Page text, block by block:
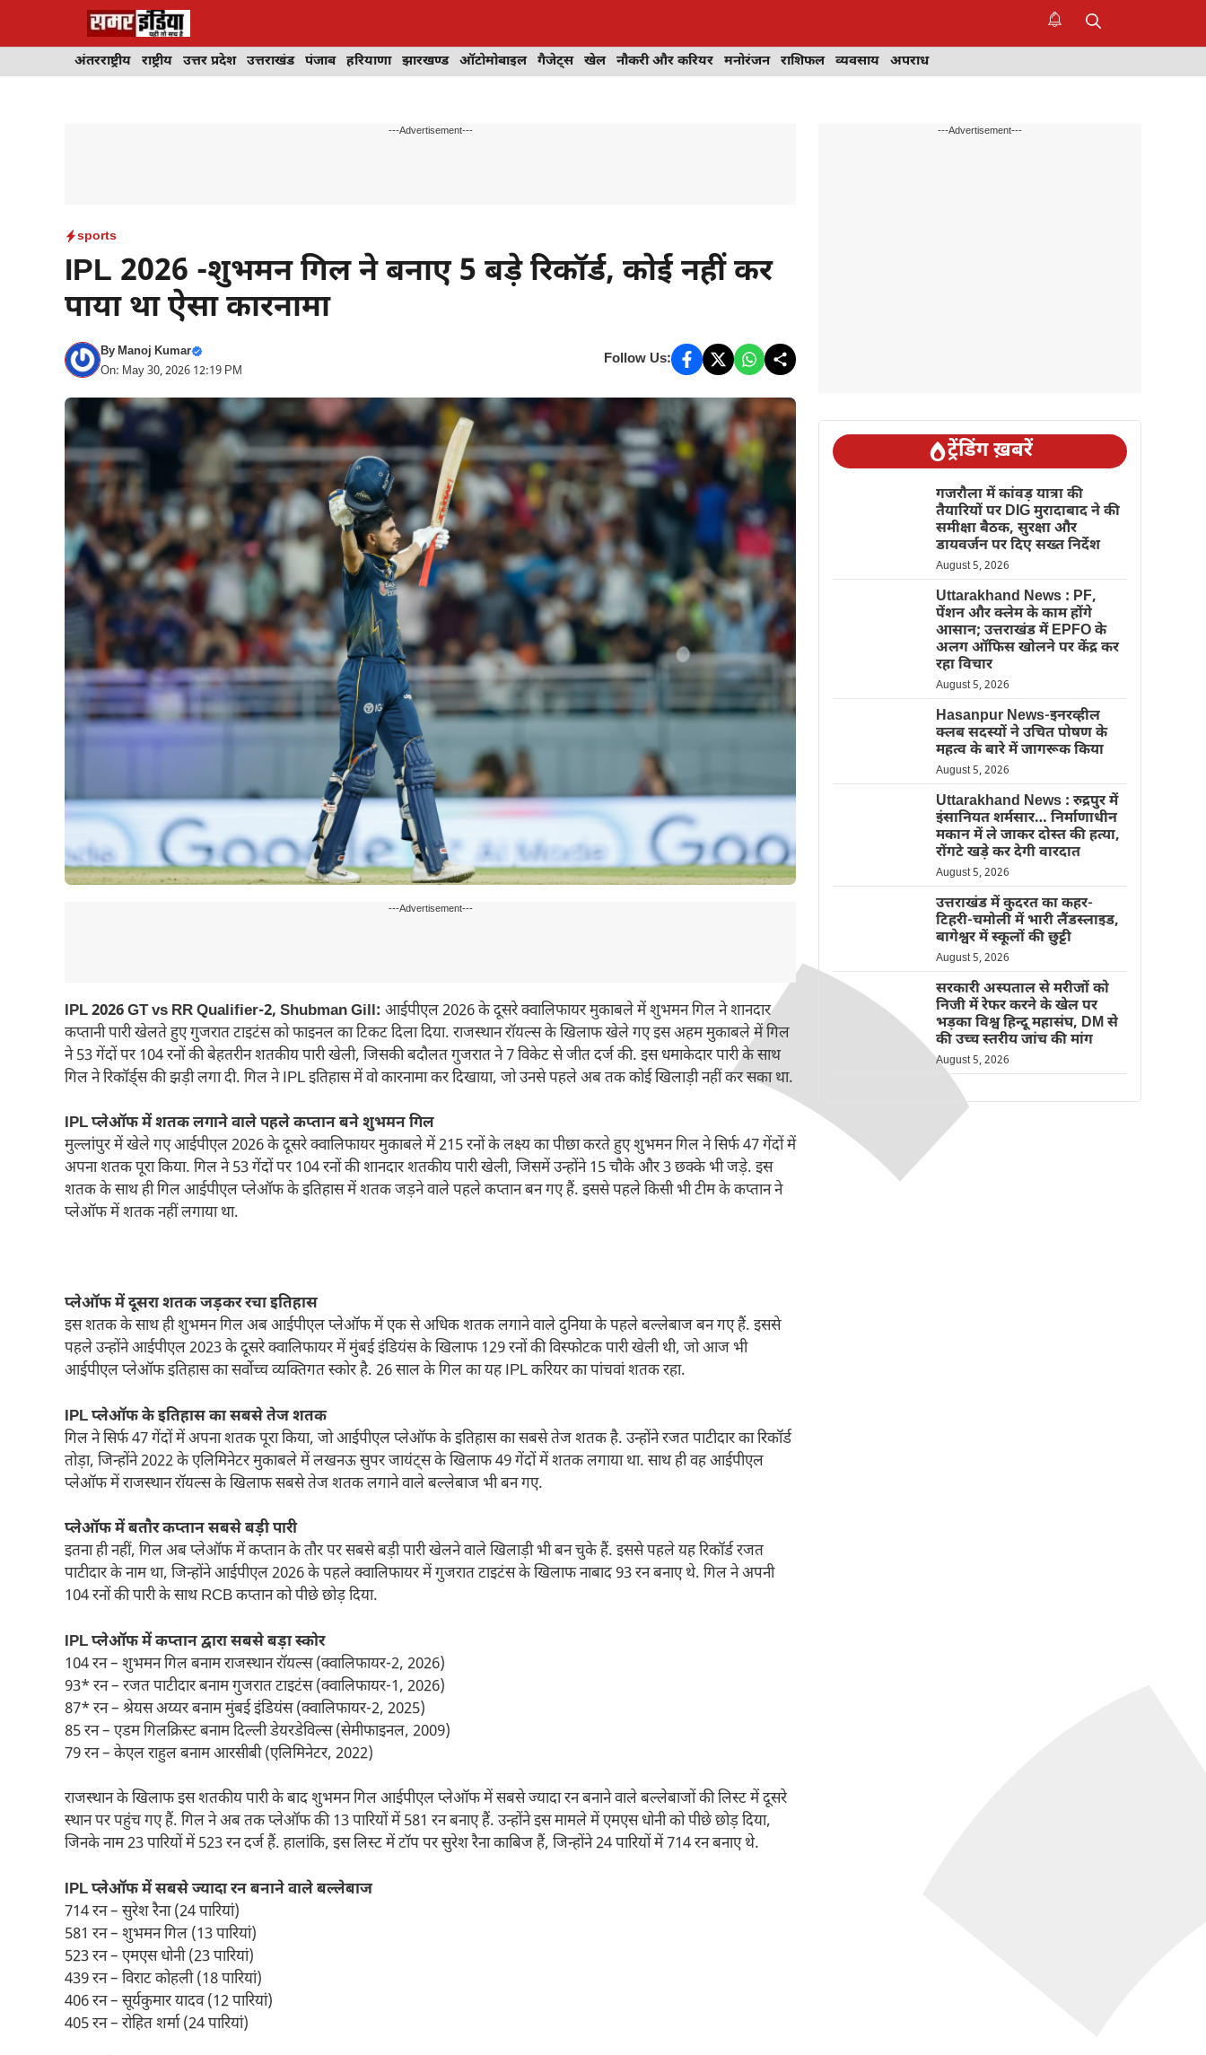
अंतरराष्ट्रीय राष्ट्रीय उत्तर प्रदेश उत्तराखंड पंजाब हरियाणा झारखण्ड ऑटोमोबाइल गैजेट्स खेल नौकरी और करियर मनोरंजन राशिफल व्यवसाय अपराध
---Advertisement---
sports
IPL 2026 -शुभमन गिल ने बनाए 5 बड़े रिकॉर्ड, कोई नहीं कर
पाया था ऐसा कारनामा
ByManoj Kumar
On: May 30, 2026 12:19 PM
Follow Us:
---Advertisement---
IPL 2026 GT vs RR Qualifier-2, Shubman Gill: आईपीएल 2026 के दूसरे क्वालिफायर मुकाबले में शुभमन गिल ने शानदार
कप्तानी पारी खेलते हुए गुजरात टाइटंस को फाइनल का टिकट दिला दिया. राजस्थान रॉयल्स के खिलाफ खेले गए इस अहम मुकाबले में गिल
ने 53 गेंदों पर 104 रनों की बेहतरीन शतकीय पारी खेली, जिसकी बदौलत गुजरात ने 7 विकेट से जीत दर्ज की. इस धमाकेदार पारी के साथ
गिल ने रिकॉर्ड्स की झड़ी लगा दी. गिल ने IPL इतिहास में वो कारनामा कर दिखाया, जो उनसे पहले अब तक कोई खिलाड़ी नहीं कर सका था.
IPL प्लेऑफ में शतक लगाने वाले पहले कप्तान बने शुभमन गिल
मुल्लांपुर में खेले गए आईपीएल 2026 के दूसरे क्वालिफायर मुकाबले में 215 रनों के लक्ष्य का पीछा करते हुए शुभमन गिल ने सिर्फ 47 गेंदों में
अपना शतक पूरा किया. गिल ने 53 गेंदों पर 104 रनों की शानदार शतकीय पारी खेली, जिसमें उन्होंने 15 चौके और 3 छक्के भी जड़े. इस
शतक के साथ ही गिल आईपीएल प्लेऑफ के इतिहास में शतक जड़ने वाले पहले कप्तान बन गए हैं. इससे पहले किसी भी टीम के कप्तान ने
प्लेऑफ में शतक नहीं लगाया था.
प्लेऑफ में दूसरा शतक जड़कर रचा इतिहास
इस शतक के साथ ही शुभमन गिल अब आईपीएल प्लेऑफ में एक से अधिक शतक लगाने वाले दुनिया के पहले बल्लेबाज बन गए हैं. इससे
पहले उन्होंने आईपीएल 2023 के दूसरे क्वालिफायर में मुंबई इंडियंस के खिलाफ 129 रनों की विस्फोटक पारी खेली थी, जो आज भी
आईपीएल प्लेऑफ इतिहास का सर्वोच्च व्यक्तिगत स्कोर है. 26 साल के गिल का यह IPL करियर का पांचवां शतक रहा.
IPL प्लेऑफ के इतिहास का सबसे तेज शतक
गिल ने सिर्फ 47 गेंदों में अपना शतक पूरा किया, जो आईपीएल प्लेऑफ के इतिहास का सबसे तेज शतक है. उन्होंने रजत पाटीदार का रिकॉर्ड
तोड़ा, जिन्होंने 2022 के एलिमिनेटर मुकाबले में लखनऊ सुपर जायंट्स के खिलाफ 49 गेंदों में शतक लगाया था. साथ ही वह आईपीएल
प्लेऑफ में राजस्थान रॉयल्स के खिलाफ सबसे तेज शतक लगाने वाले बल्लेबाज भी बन गए.
प्लेऑफ में बतौर कप्तान सबसे बड़ी पारी
इतना ही नहीं, गिल अब प्लेऑफ में कप्तान के तौर पर सबसे बड़ी पारी खेलने वाले खिलाड़ी भी बन चुके हैं. इससे पहले यह रिकॉर्ड रजत
पाटीदार के नाम था, जिन्होंने आईपीएल 2026 के पहले क्वालिफायर में गुजरात टाइटंस के खिलाफ नाबाद 93 रन बनाए थे. गिल ने अपनी
104 रनों की पारी के साथ RCB कप्तान को पीछे छोड़ दिया.
IPL प्लेऑफ में कप्तान द्वारा सबसे बड़ा स्कोर
104 रन – शुभमन गिल बनाम राजस्थान रॉयल्स (क्वालिफायर-2, 2026)
93* रन – रजत पाटीदार बनाम गुजरात टाइटंस (क्वालिफायर-1, 2026)
87* रन – श्रेयस अय्यर बनाम मुंबई इंडियंस (क्वालिफायर-2, 2025)
85 रन – एडम गिलक्रिस्ट बनाम दिल्ली डेयरडेविल्स (सेमीफाइनल, 2009)
79 रन – केएल राहुल बनाम आरसीबी (एलिमिनेटर, 2022)
राजस्थान के खिलाफ इस शतकीय पारी के बाद शुभमन गिल आईपीएल प्लेऑफ में सबसे ज्यादा रन बनाने वाले बल्लेबाजों की लिस्ट में दूसरे
स्थान पर पहुंच गए हैं. गिल ने अब तक प्लेऑफ की 13 पारियों में 581 रन बनाए हैं. उन्होंने इस मामले में एमएस धोनी को पीछे छोड़ दिया,
जिनके नाम 23 पारियों में 523 रन दर्ज हैं. हालांकि, इस लिस्ट में टॉप पर सुरेश रैना काबिज हैं, जिन्होंने 24 पारियों में 714 रन बनाए थे.
IPL प्लेऑफ में सबसे ज्यादा रन बनाने वाले बल्लेबाज
714 रन – सुरेश रैना (24 पारियां)
581 रन – शुभमन गिल (13 पारियां)
523 रन – एमएस धोनी (23 पारियां)
439 रन – विराट कोहली (18 पारियां)
406 रन – सूर्यकुमार यादव (12 पारियां)
405 रन – रोहित शर्मा (24 पारियां)
---Advertisement---
ट्रेंडिंग ख़बरें
गजरौला में कांवड़ यात्रा की
तैयारियों पर DIG मुरादाबाद ने की
समीक्षा बैठक, सुरक्षा और
डायवर्जन पर दिए सख्त निर्देश
August 5, 2026
Uttarakhand News : PF,
पेंशन और क्लेम के काम होंगे
आसान; उत्तराखंड में EPFO के
अलग ऑफिस खोलने पर केंद्र कर
रहा विचार
August 5, 2026
Hasanpur News-इनरव्हील
क्लब सदस्यों ने उचित पोषण के
महत्व के बारे में जागरूक किया
August 5, 2026
Uttarakhand News : रुद्रपुर में
इंसानियत शर्मसार… निर्माणाधीन
मकान में ले जाकर दोस्त की हत्या,
रोंगटे खड़े कर देगी वारदात
August 5, 2026
उत्तराखंड में कुदरत का कहर-
टिहरी-चमोली में भारी लैंडस्लाइड,
बागेश्वर में स्कूलों की छुट्टी
August 5, 2026
सरकारी अस्पताल से मरीजों को
निजी में रेफर करने के खेल पर
भड़का विश्व हिन्दू महासंघ, DM से
की उच्च स्तरीय जांच की मांग
August 5, 2026